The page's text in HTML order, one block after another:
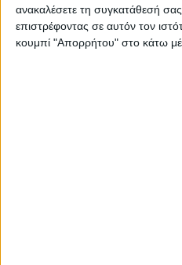
ανακαλέσετε τη συγκατάθεσή
επιστρέφοντας σε αυτόν τον
κουμπί "Απορρήτου" στο κάτω
Ο σεβασμιότατος
σχετικά:«Με την